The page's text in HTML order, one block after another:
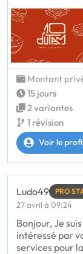
Montant
15 jours
2 variantes
1 révision
Voir le
Ludo49 PRO
27 avril à 09:24
Bonjour, Je
intéressé par
services pour